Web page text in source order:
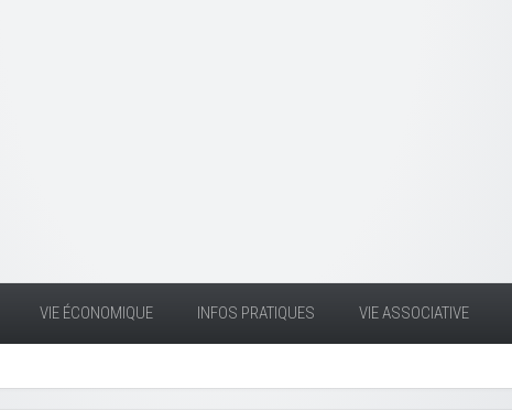
VIE ÉCONOMIQUE INFOS PRATIQUES VIE ASSOCIATIVE